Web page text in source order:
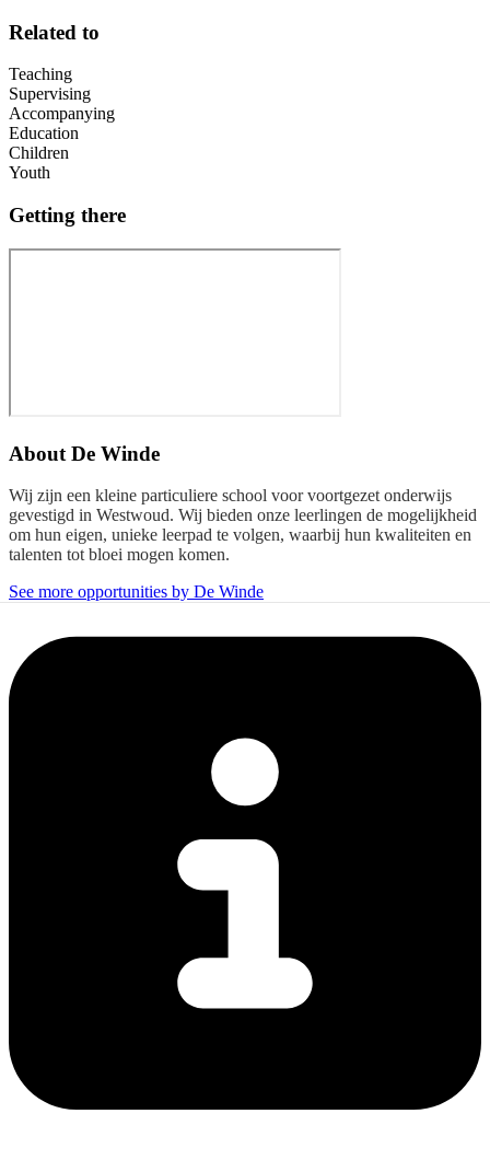
Related to
Teaching
Supervising
Accompanying
Education
Children
Youth
Getting there
About De Winde
Wij zijn een kleine particuliere school voor voortgezet onderwijs
gevestigd in Westwoud. Wij bieden onze leerlingen de mogelijkheid
om hun eigen, unieke leerpad te volgen, waarbij hun kwaliteiten en
talenten tot bloei mogen komen.
See more opportunities by De Winde